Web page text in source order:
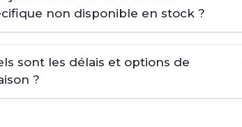
non disponible en stock ?
sont les délais et options de
?